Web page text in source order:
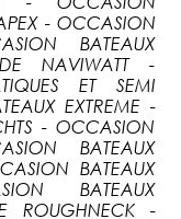
- OCCASION
BATEAUX
NAVIWATT -
ET SEMI
EXTREME -
- OCCASION
BATEAUX
BATEAUX
BATEAUX
ROUGHNECK -